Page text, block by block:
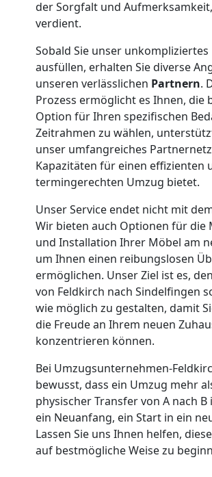
der Sorgfalt und
verdient.
Sobald Sie unser
ausfüllen, erhalten Sie diverse
unseren verlässlichen Partnern.
Prozess ermöglicht es Ihnen, die
Option für Ihren spezifischen
Zeitrahmen zu wählen,
unser umfangreiches
Kapazitäten für einen effizienten
termingerechten Umzug bietet.
Unser Service endet nicht mit
Wir bieten auch Optionen für die
und Installation Ihrer Möbel am
um Ihnen einen reibungslosen
ermöglichen. Unser Ziel ist es,
von Feldkirch nach Sindelfingen
wie möglich zu gestalten, damit
die Freude an Ihrem neuen
konzentrieren können.
Bei Umzugsunternehmen-
bewusst, dass ein Umzug mehr
physischer Transfer von A nach B
ein Neuanfang, ein Start in ein
Lassen Sie uns Ihnen helfen,
auf bestmögliche Weise zu
Feldkirch
Privatumzug
Feldkirch
Tresortransport
Feldkirch
Umzug
für
Senioren
Feldkirch